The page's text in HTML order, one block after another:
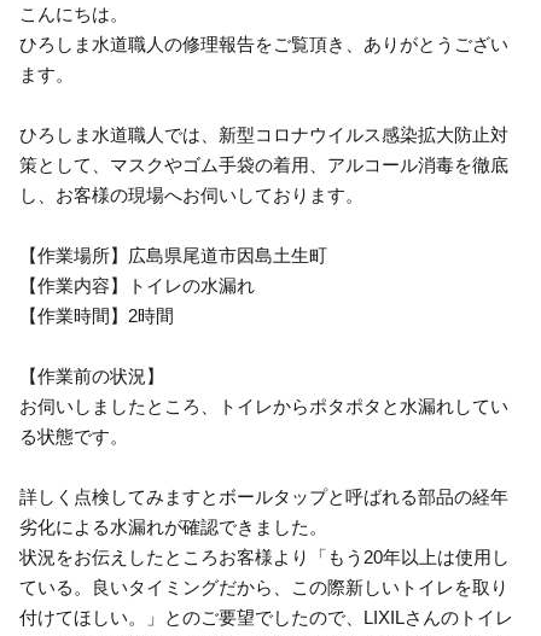
こんにちは。
ひろしま水道職人の修理報告をご覧頂き、ありがとうござい
ます。
ひろしま水道職人では、新型コロナウイルス感染拡大防止対
策として、マスクやゴム手袋の着用、アルコール消毒を徹底
し、お客様の現場へお伺いしております。
【作業場所】広島県尾道市因島土生町
【作業内容】トイレの水漏れ
【作業時間】2時間
【作業前の状況】
お伺いしましたところ、トイレからポタポタと水漏れしてい
る状態です。
詳しく点検してみますとボールタップと呼ばれる部品の経年
劣化による水漏れが確認できました。
状況をお伝えしたところお客様より「もう20年以上は使用し
ている。良いタイミングだから、この際新しいトイレを取り
付けてほしい。」とのご要望でしたので、LIXILさんのトイレ